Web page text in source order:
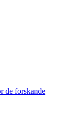
de forskande